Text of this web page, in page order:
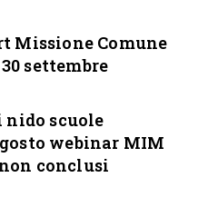
Missione Comune
settembre
nido scuole
webinar MIM
conclusi